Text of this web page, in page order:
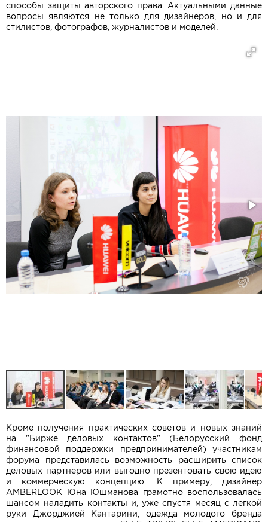
способы защиты авторского права. Актуальными данные
вопросы являются не только для дизайнеров, но и для
стилистов, фотографов, журналистов и моделей.
Кроме получения практических советов и новых знаний
на "Бирже деловых контактов" (Белорусский фонд
финансовой поддержки предпринимателей) участникам
форума представилась возможность расширить список
деловых партнеров или выгодно презентовать свою идею
и коммерческую концепцию. К примеру, дизайнер
AMBERLOOK Юна Юшманова грамотно воспользовалась
шансом наладить контакты и, уже спустя месяц с легкой
руки Джорджией Кантарини, одежда молодого бренда